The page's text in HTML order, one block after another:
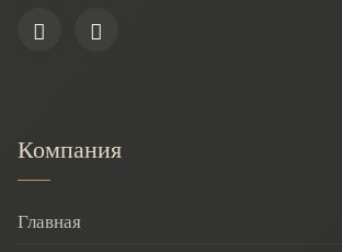
Компания
Главная